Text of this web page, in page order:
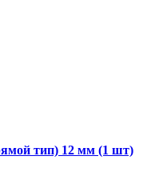
тип) 12 мм (1 шт)